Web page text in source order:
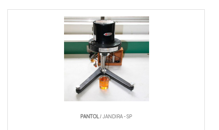
PANTOL/ JANDIRA - SP